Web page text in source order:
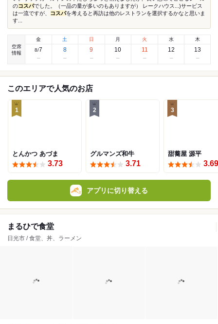
のコスパでした。（一品の量が多いのもありますが） レークハウス...)サービス
は一流ですが、 コスパを考えると再訪は他のレストランを選択するかなと思いま
す...
空席
情報
金
8/7
土
8
日
9
月
10
火
11
水
12
木
13
このエリアで人気のお店
1
とんかつ あづま
3.73
2
グルマンズ和牛
3.71
3
甜蕎屋 源平
3.69
アプリに切り替える
まるひで食堂
日光市 / 食堂、丼、ラーメン